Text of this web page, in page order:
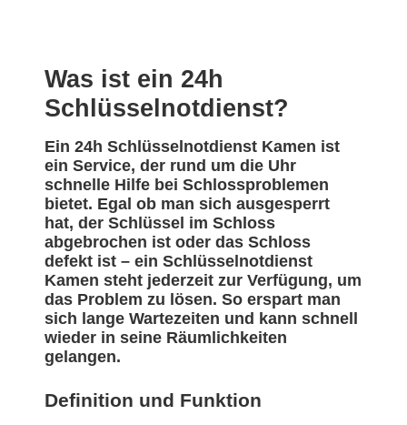
Was ist ein 24h
Schlüsselnotdienst?
Ein 24h Schlüsselnotdienst Kamen ist
ein Service, der rund um die Uhr
schnelle Hilfe bei Schlossproblemen
bietet. Egal ob man sich ausgesperrt
hat, der Schlüssel im Schloss
abgebrochen ist oder das Schloss
defekt ist – ein Schlüsselnotdienst
Kamen steht jederzeit zur Verfügung, um
das Problem zu lösen. So erspart man
sich lange Wartezeiten und kann schnell
wieder in seine Räumlichkeiten
gelangen.
Definition und Funktion